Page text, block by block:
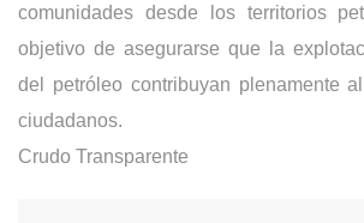
comunidades desde los territorios
objetivo de asegurarse que la
del petróleo contribuyan plenamente
ciudadanos.
Crudo Transparente